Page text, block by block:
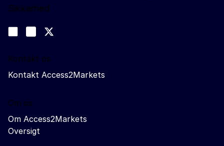
Sikkerhed
Join us on LinkedIn
Trade-Off podcast
Kontakt os
Kontakt Access2Markets
Om os
Om Access2Markets
Oversigt